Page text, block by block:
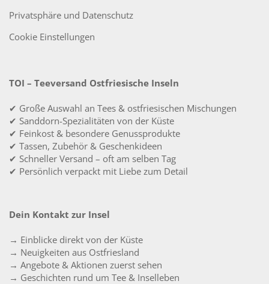
Privatsphäre und Datenschutz
Cookie Einstellungen
TOI – Teeversand Ostfriesische Inseln
✔ Große Auswahl an Tees & ostfriesischen Mischungen
✔ Sanddorn-Spezialitäten von der Küste
✔ Feinkost & besondere Genussprodukte
✔ Tassen, Zubehör & Geschenkideen
✔ Schneller Versand – oft am selben Tag
✔ Persönlich verpackt mit Liebe zum Detail
Dein Kontakt zur Insel
→ Einblicke direkt von der Küste
→ Neuigkeiten aus Ostfriesland
→ Angebote & Aktionen zuerst sehen
→ Geschichten rund um Tee & Inselleben